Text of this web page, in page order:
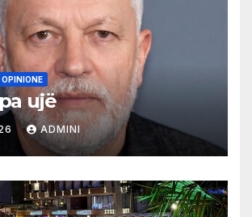
OPINIONE
ujë
ADMINI